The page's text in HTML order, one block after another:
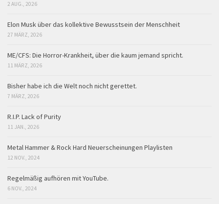
2 AUG., 2026
Elon Musk über das kollektive Bewusstsein der Menschheit
27 MÄRZ, 2026
ME/CFS: Die Horror-Krankheit, über die kaum jemand spricht.
11 MÄRZ, 2026
Bisher habe ich die Welt noch nicht gerettet.
7 MÄRZ, 2026
R.I.P. Lack of Purity
11 JAN., 2026
Metal Hammer & Rock Hard Neuerscheinungen Playlisten
12 NOV., 2024
Regelmäßig aufhören mit YouTube.
6 NOV., 2024